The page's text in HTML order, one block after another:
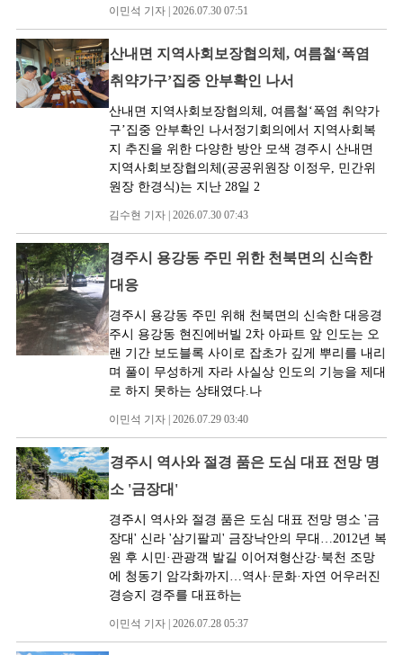
이민석 기자 | 2026.07.30 07:51
산내면 지역사회보장협의체, 여름철‘폭염
취약가구’집중 안부확인 나서
산내면 지역사회보장협의체, 여름철‘폭염 취약가
구’집중 안부확인 나서정기회의에서 지역사회복
지 추진을 위한 다양한 방안 모색 경주시 산내면
지역사회보장협의체(공공위원장 이정우, 민간위
원장 한경식)는 지난 28일 2
김수현 기자 | 2026.07.30 07:43
경주시 용강동 주민 위한 천북면의 신속한
대응
경주시 용강동 주민 위해 천북면의 신속한 대응경
주시 용강동 현진에버빌 2차 아파트 앞 인도는 오
랜 기간 보도블록 사이로 잡초가 깊게 뿌리를 내리
며 풀이 무성하게 자라 사실상 인도의 기능을 제대
로 하지 못하는 상태였다.나
이민석 기자 | 2026.07.29 03:40
경주시 역사와 절경 품은 도심 대표 전망 명
소 '금장대'
경주시 역사와 절경 품은 도심 대표 전망 명소 '금
장대' 신라 '삼기팔괴' 금장낙안의 무대…2012년 복
원 후 시민·관광객 발길 이어져형산강·북천 조망
에 청동기 암각화까지…역사·문화·자연 어우러진
경승지 경주를 대표하는
이민석 기자 | 2026.07.28 05:37